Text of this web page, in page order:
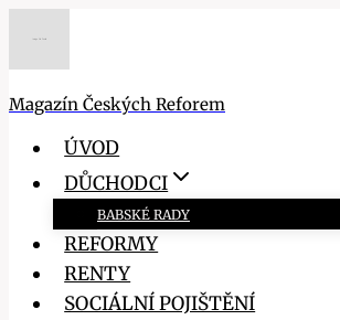
Magazín Českých Reforem
ÚVOD
DŮCHODCI
BABSKÉ RADY
REFORMY
RENTY
SOCIÁLNÍ POJIŠTĚNÍ